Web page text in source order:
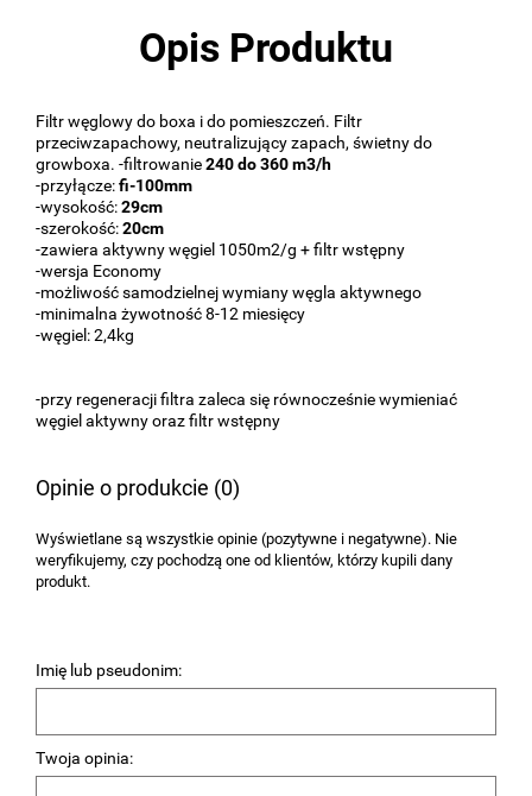
Opis Produktu
Filtr węglowy do boxa i do pomieszczeń. Filtr
przeciwzapachowy, neutralizujący zapach, świetny do
growboxa. -filtrowanie240 do 360 m3/h
-przyłącze:fi-100mm
-wysokość:29cm
-szerokość:20cm
-zawiera aktywny węgiel 1050m2/g + filtr wstępny
-wersja Economy
-możliwość samodzielnej wymiany węgla aktywnego
-minimalna żywotność 8-12 miesięcy
-węgiel: 2,4kg
-przy regeneracji filtra zaleca się równocześnie wymieniać
węgiel aktywny oraz filtr wstępny
Opinie o produkcie (0)
Wyświetlane są wszystkie opinie (pozytywne i negatywne). Nie
weryfikujemy, czy pochodzą one od klientów, którzy kupili dany
produkt.
Imię lub pseudonim:
Twoja opinia: